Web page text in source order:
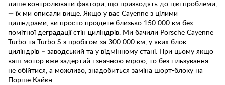
лише контролювати фактори, що призводять до цієї проблеми,
— їх ми описали вище. Якщо у вас Cayenne з цілими
циліндрами, ви просто проїдете близько 150 000 км без
помітної деградації стін циліндрів. Ми бачили Porsche Cayenne
Turbo та Turbo S з пробігом за 300 000 км, у яких блок
циліндрів – заводський та у відмінному стані. При цьому якщо
ваш мотор вже задертий і значною мірою, то без гільзування
не обійтися, а можливо, знадобиться заміна шорт-блоку на
Порше Кайєн.